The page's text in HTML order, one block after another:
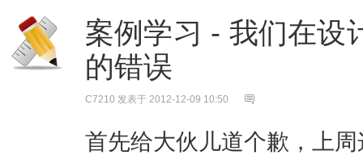
案例学习 - 我们在设
的错误
C7210 发表于 2012-12-09 10:50
首先给大伙儿道个歉，上